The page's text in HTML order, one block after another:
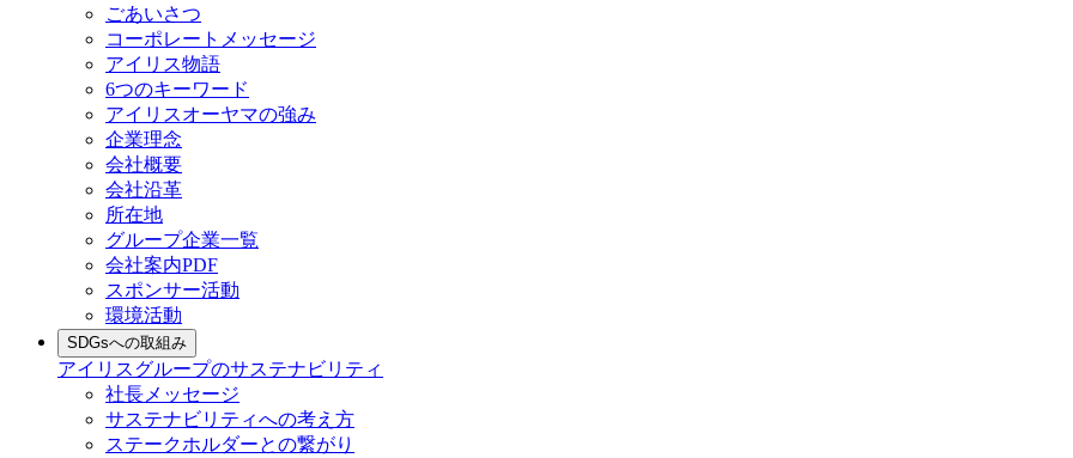
ごあいさつ
コーポレートメッセージ
アイリス物語
6つのキーワード
アイリスオーヤマの強み
企業理念
会社概要
会社沿革
所在地
グループ企業一覧
会社案内PDF
スポンサー活動
環境活動
SDGsへの取組み
アイリスグループのサステナビリティ
社長メッセージ
サステナビリティへの考え方
ステークホルダーとの繋がり